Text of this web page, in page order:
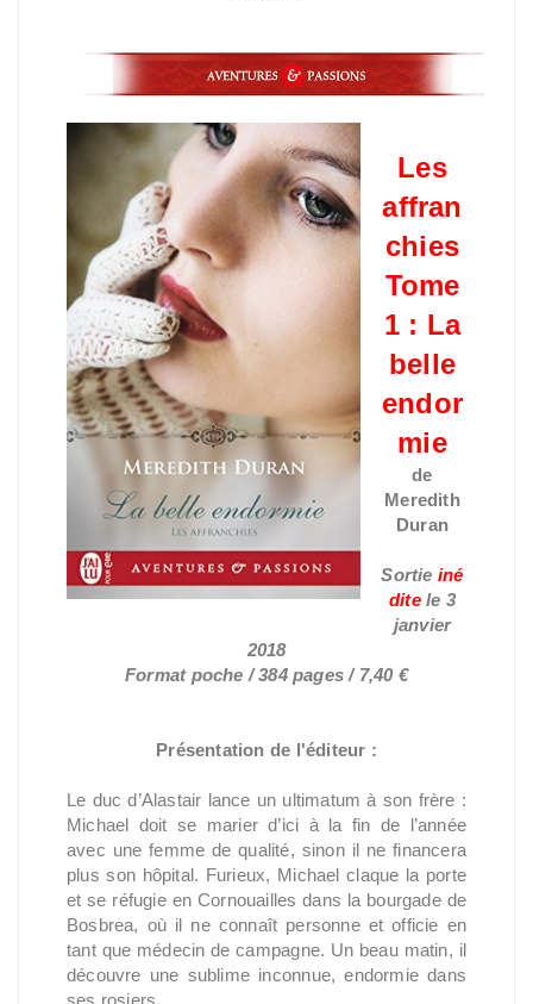
Les
affran
chies
Tome
1 : La
belle
endor
mie
de
Meredith
Duran
Sortie iné
dite le 3
janvier
2018
Format poche / 384 pages / 7,40 €
Présentation de l'éditeur :
Le duc d’Alastair lance un ultimatum à son frère :
Michael doit se marier d’ici à la fin de l’année
avec une femme de qualité, sinon il ne financera
plus son hôpital. Furieux, Michael claque la porte
et se réfugie en Cornouailles dans la bourgade de
Bosbrea, où il ne connaît personne et officie en
tant que médecin de campagne. Un beau matin, il
découvre une sublime inconnue, endormie dans
ses rosiers.